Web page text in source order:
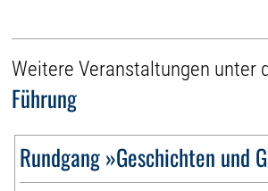
Weitere Veranstaltungen unter
Führung
Rundgang »Geschichten und